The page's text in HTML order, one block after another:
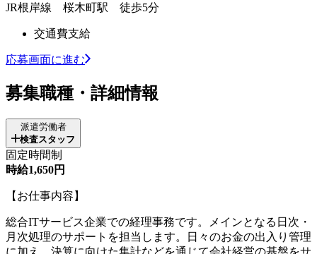
JR根岸線 桜木町駅 徒歩5分
交通費支給
応募画面に進む
募集職種・詳細情報
派遣労働者
検査スタッフ
固定時間制
時給1,650円
【お仕事内容】
総合ITサービス企業での経理事務です。メインとなる日次・
月次処理のサポートを担当します。日々のお金の出入り管理
に加え、決算に向けた集計などを通じて会社経営の基盤をサ